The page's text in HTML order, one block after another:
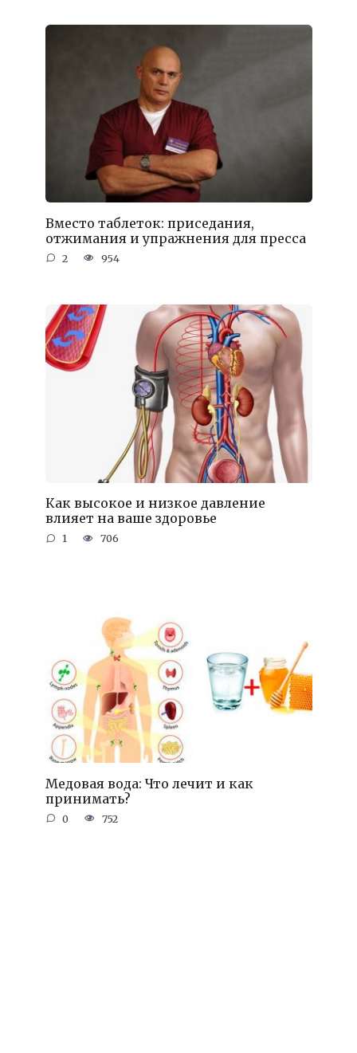
Вместо таблеток: приседания,
отжимания и упражнения для пресса
2 954
Как высокое и низкое давление
влияет на ваше здоровье
1 706
Медовая вода: Что лечит и как
принимать?
0 752